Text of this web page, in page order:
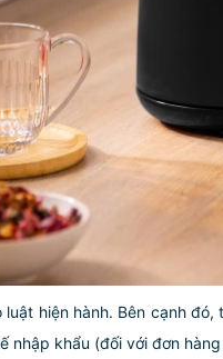
hiện hành. Bên cạnh
nhập khẩu (đối với đơn